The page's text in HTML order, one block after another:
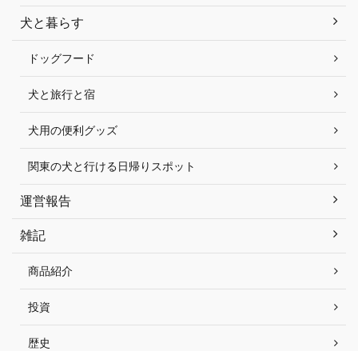
犬と暮らす
ドッグフード
犬と旅行と宿
犬用の便利グッズ
関東の犬と行ける日帰りスポット
運営報告
雑記
商品紹介
投資
歴史